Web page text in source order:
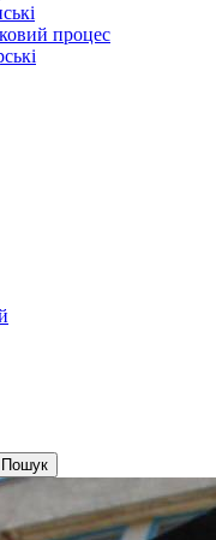
процес
Пошук